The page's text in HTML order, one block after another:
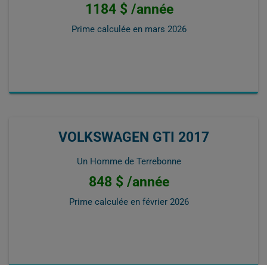
1184 $ /année
Prime calculée en mars 2026
VOLKSWAGEN GTI 2017
Un Homme de Terrebonne
848 $ /année
Prime calculée en février 2026